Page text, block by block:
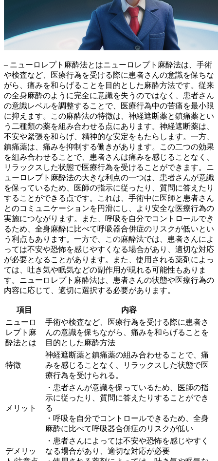
– ニューロレプト麻酔法とはニューロレプト麻酔法は、 手術
や検査など、医療行為を受ける際に患者さんの意識を保ちな
がら、痛みを和らげることを目的とした麻酔方法です。従来
の全身麻酔のように完全に意識を失うのではなく、患者さん
の意識レベルを調整することで、医療行為中の苦痛を最小限
に抑えます。この麻酔法の特徴は、 神経遮断薬と鎮痛薬とい
う二種類の薬を組み合わせる 点にあります。神経遮断薬は、
不安や緊張を和らげ、精神的な安定をもたらします。一方、
鎮痛薬は、痛みを抑制する働きがあります。この二つの効果
を組み合わせることで、患者さんは痛みを感じることなく、
リラックスした状態で医療行為を受けることができます。ニ
ューロレプト麻酔法の大きな利点の一つは、 患者さんが意識
を保っているため、医師の指示に従ったり、質問に答えたり
することができる 点です。これは、手術中に医師と患者さん
とのコミュニケーションを円滑にし、より安全な医療行為の
実施につながります。また、呼吸を自分でコントロールでき
るため、全身麻酔に比べて呼吸器合併症のリスクが低いとい
う利点もあります。一方で、この麻酔法では、患者さんによ
っては不安や恐怖を感じやすくなる場合があり、適切な対応
が必要となることがあります。また、使用される薬剤によっ
ては、吐き気や眠気などの副作用が現れる可能性もありま
す。ニューロレプト麻酔法は、患者さんの状態や医療行為の
内容に応じて、適切に選択する必要があります。
項目
内容
ニューロ
レプト麻
酔法とは
手術や検査など、医療行為を受ける際に患者さ
んの意識を保ちながら、痛みを和らげることを
目的とした麻酔方法
特徴
神経遮断薬と鎮痛薬の組み合わせることで、痛
みを感じることなく、リラックスした状態で医
療行為を受けられる。
メリット
・患者さんが意識を保っているため、医師の指
示に従ったり、質問に答えたりすることができ
る
・呼吸を自分でコントロールできるため、全身
麻酔に比べて呼吸器合併症のリスクが低い
デメリッ
・患者さんによっては不安や恐怖を感じやすく
なる場合があり、適切な対応が必要